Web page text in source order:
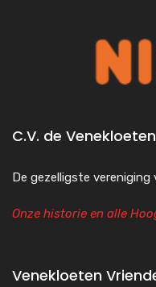
C.V. de Venekloeten
De gezelligste vereniging
Onze historie en alle
Venekloeten